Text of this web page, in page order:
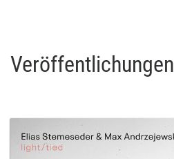
Veröffentlichungen